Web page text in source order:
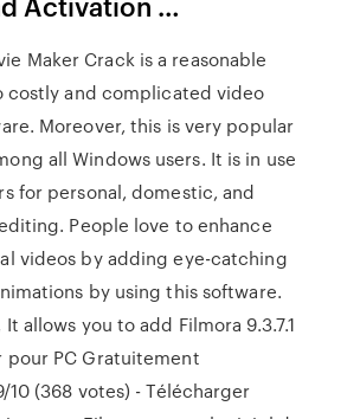
Maker Crack is a reasonable
costly and complicated video
Moreover, this is very popular
all Windows users. It is in use
for personal, domestic, and
People love to enhance
videos by adding eye-catching
by using this software.
allows you to add Filmora 9.3.7.1
pour PC Gratuitement
10 (368 votes) - Télécharger